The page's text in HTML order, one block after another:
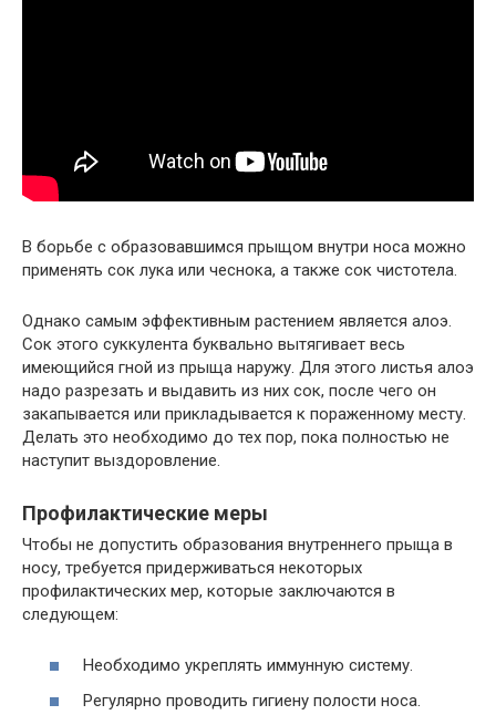
В борьбе с образовавшимся прыщом внутри носа можно
применять сок лука или чеснока, а также сок чистотела.
Однако самым эффективным растением является алоэ.
Сок этого суккулента буквально вытягивает весь
имеющийся гной из прыща наружу. Для этого листья алоэ
надо разрезать и выдавить из них сок, после чего он
закапывается или прикладывается к пораженному месту.
Делать это необходимо до тех пор, пока полностью не
наступит выздоровление.
Профилактические меры
Чтобы не допустить образования внутреннего прыща в
носу, требуется придерживаться некоторых
профилактических мер, которые заключаются в
следующем:
Необходимо укреплять иммунную систему.
Регулярно проводить гигиену полости носа.